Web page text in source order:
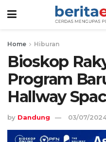
Home Hiburan
Bioskop
Program
Hallway
by Dandung 03/07/